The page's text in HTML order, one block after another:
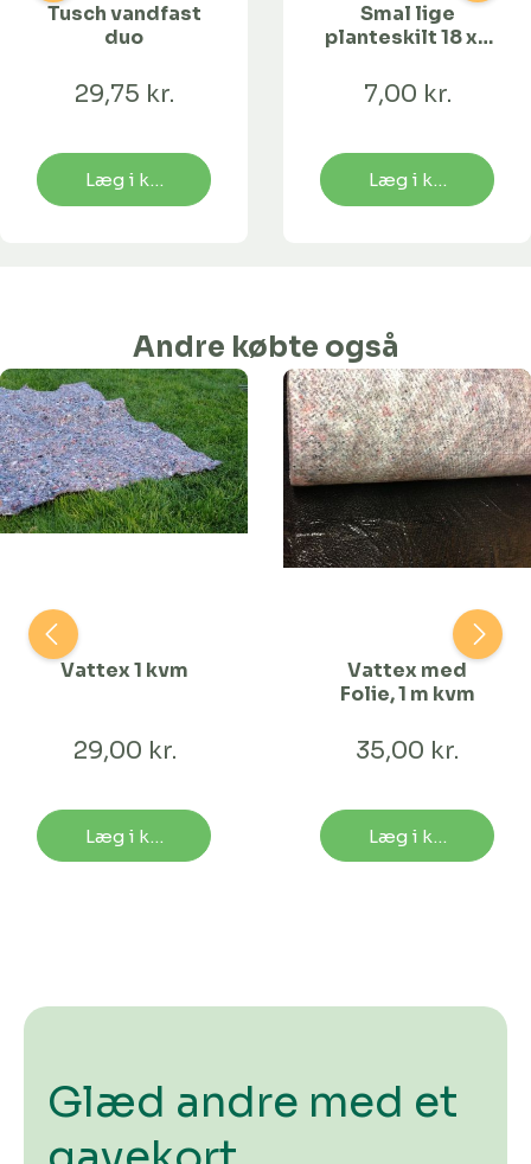
Tusch vandfast
duo
29,75 kr.
Læg i kurv
Smal lige
planteskilt 18 x 1
7,00 kr.
Læg i kurv
Andre købte også
Vattex 1 kvm
29,00 kr.
Læg i kurv
Vattex med
Folie, 1 m kvm
35,00 kr.
Læg i kurv
Glæd andre med et